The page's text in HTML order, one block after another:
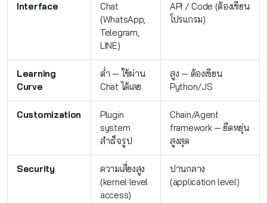
Interface
Chat
(WhatsApp,
Telegram,
LINE)
API / Code (ต้องเขียน
โปรแกรม)
Learning
Curve
ต่ำ — ใช้ผ่าน
Chat ได้เลย
สูง — ต้องเขียน
Python/JS
Customization
Plugin
system
สำเร็จรูป
Chain/Agent
framework — ยืดหยุ่น
สูงสุด
Security
ความเสี่ยงสูง
(kernel level
access)
ปานกลาง
(application level)